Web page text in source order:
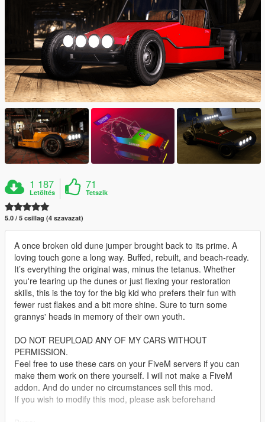
1 187
Letöltés
71
Tetszik
5.0 / 5 csillag (4 szavazat)
A once broken old dune jumper brought back to its prime. A
loving touch gone a long way. Buffed, rebuilt, and beach-ready.
It’s everything the original was, minus the tetanus. Whether
you're tearing up the dunes or just flexing your restoration
skills, this is the toy for the big kid who prefers their fun with
fewer rust flakes and a bit more shine. Sure to turn some
grannys' heads in memory of their own youth.
DO NOT REUPLOAD ANY OF MY CARS WITHOUT
PERMISSION.
Feel free to use these cars on your FiveM servers if you can
make them work on there yourself. I will not make a FiveM
addon. And do under no circumstances sell this mod.
If you wish to modify this mod, please ask beforehand